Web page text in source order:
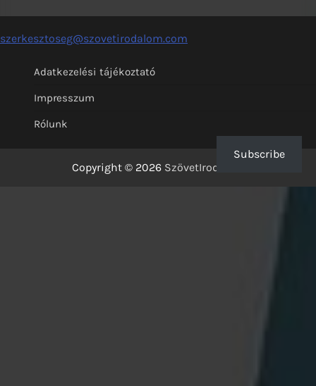
szerkesztoseg@szovetirodalom.com
Adatkezelési tájékoztató
Impresszum
Rólunk
Copyright © 2026 SzövetIrodalom
Subscribe